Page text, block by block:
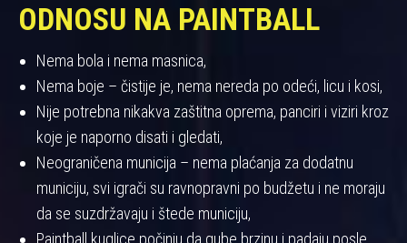
ODNOSU NA PAINTBALL
Nema bola i nema masnica,
Nema boje – čistije je, nema nereda po odeći, licu i kosi,
Nije potrebna nikakva zaštitna oprema, panciri i viziri kroz
koje je naporno disati i gledati,
Neograničena municija – nema plaćanja za dodatnu
municiju, svi igrači su ravnopravni po budžetu i ne moraju
da se suzdržavaju i štede municiju,
Paintball kuglice počinju da gube brzinu i padaju posle